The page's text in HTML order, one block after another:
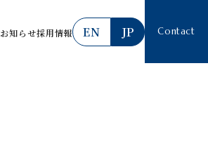
お知らせ採用情報 EN JP Contact